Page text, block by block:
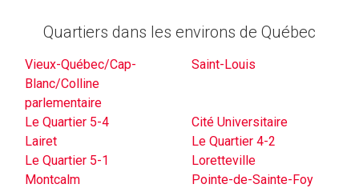
Quartiers dans les environs de Québec
Vieux-Québec/Cap-
Blanc/Colline
parlementaire
Saint-Louis
Le Quartier 5-4
Cité Universitaire
Lairet
Le Quartier 4-2
Le Quartier 5-1
Loretteville
Montcalm
Pointe-de-Sainte-Foy